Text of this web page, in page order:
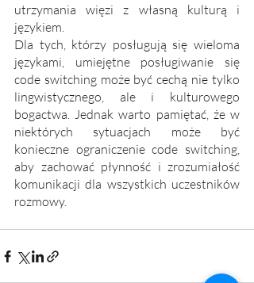
utrzymania więzi z własną kulturą i
językiem.
Dla tych, którzy posługują się wieloma
językami, umiejętne posługiwanie się
code switching może być cechą nie tylko
lingwistycznego, ale i kulturowego
bogactwa. Jednak warto pamiętać, że w
niektórych sytuacjach może być
konieczne ograniczenie code switching,
aby zachować płynność i zrozumiałość
komunikacji dla wszystkich uczestników
rozmowy.